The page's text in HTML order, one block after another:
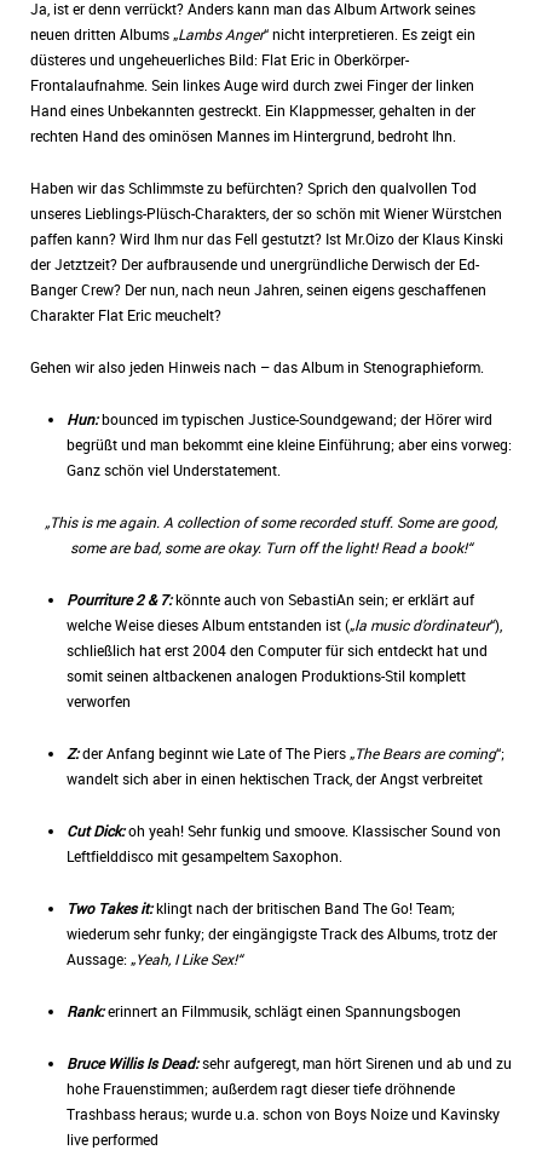
Ja, ist er denn verrückt? Anders kann man das Album Artwork seines
neuen dritten Albums „Lambs Anger“ nicht interpretieren. Es zeigt ein
düsteres und ungeheuerliches Bild: Flat Eric in Oberkörper-
Frontalaufnahme. Sein linkes Auge wird durch zwei Finger der linken
Hand eines Unbekannten gestreckt. Ein Klappmesser, gehalten in der
rechten Hand des ominösen Mannes im Hintergrund, bedroht Ihn.
Haben wir das Schlimmste zu befürchten? Sprich den qualvollen Tod
unseres Lieblings-Plüsch-Charakters, der so schön mit Wiener Würstchen
paffen kann? Wird Ihm nur das Fell gestutzt? Ist Mr.Oizo der Klaus Kinski
der Jetztzeit? Der aufbrausende und unergründliche Derwisch der Ed-
Banger Crew? Der nun, nach neun Jahren, seinen eigens geschaffenen
Charakter Flat Eric meuchelt?
Gehen wir also jeden Hinweis nach – das Album in Stenographieform.
Hun:bounced im typischen Justice-Soundgewand; der Hörer wird
begrüßt und man bekommt eine kleine Einführung; aber eins vorweg:
Ganz schön viel Understatement.
„This is me again. A collection of some recorded stuff. Some are good,
some are bad, some are okay. Turn off the light! Read a book!“
Pourriture 2 & 7:könnte auch von SebastiAn sein; er erklärt auf
welche Weise dieses Album entstanden ist („la music d’ordinateur“),
schließlich hat erst 2004 den Computer für sich entdeckt hat und
somit seinen altbackenen analogen Produktions-Stil komplett
verworfen
Z:der Anfang beginnt wie Late of The Piers „The Bears are coming“;
wandelt sich aber in einen hektischen Track, der Angst verbreitet
Cut Dick:oh yeah! Sehr funkig und smoove. Klassischer Sound von
Leftfielddisco mit gesampeltem Saxophon.
Two Takes it:klingt nach der britischen Band The Go! Team;
wiederum sehr funky; der eingängigste Track des Albums, trotz der
Aussage: „Yeah, I Like Sex!“
Rank:erinnert an Filmmusik, schlägt einen Spannungsbogen
Bruce Willis Is Dead:sehr aufgeregt, man hört Sirenen und ab und zu
hohe Frauenstimmen; außerdem ragt dieser tiefe dröhnende
Trashbass heraus; wurde u.a. schon von Boys Noize und Kavinsky
live performed